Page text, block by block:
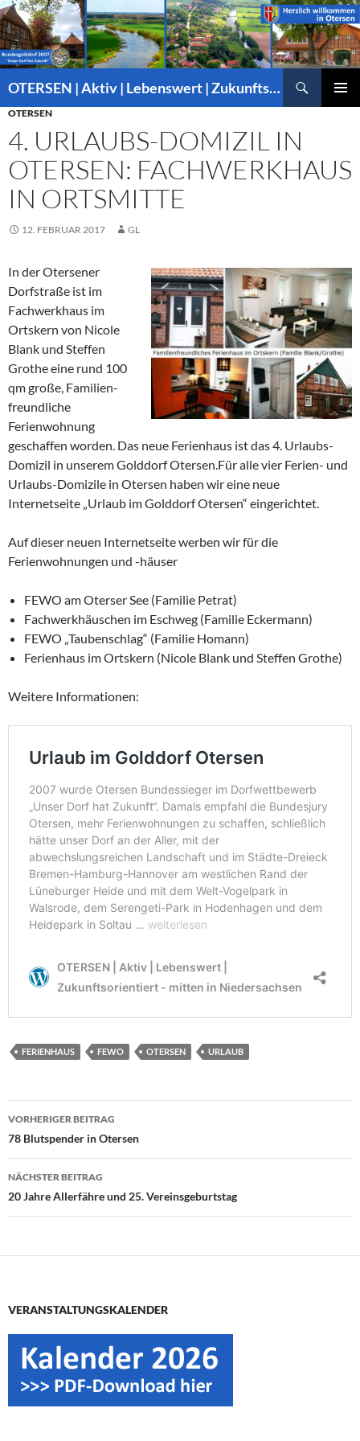
OTERSEN | Aktiv | Lebenswert | Zukunftsorientiert – mitten in Niedersachsen
INHALT
SPRINGEN
OTERSEN
4. URLAUBS-DOMIZIL IN
OTERSEN: FACHWERKHAUS
IN ORTSMITTE
12. FEBRUAR 2017 GL
In der Otersener
Dorfstraße ist im
Fachwerkhaus im
Ortskern von Nicole
Blank und Steffen
Grothe eine rund 100
qm große, Familien-
freundliche
Ferienwohnung
geschaffen worden. Das neue Ferienhaus ist das 4. Urlaubs-
Domizil in unserem Golddorf Otersen.Für alle vier Ferien- und
Urlaubs-Domizile in Otersen haben wir eine neue
Internetseite „Urlaub im Golddorf Otersen“ eingerichtet.
Auf dieser neuen Internetseite werben wir für die
Ferienwohnungen und -häuser
FEWO am Oterser See (Familie Petrat)
Fachwerkhäuschen im Eschweg (Familie Eckermann)
FEWO „Taubenschlag“ (Familie Homann)
Ferienhaus im Ortskern (Nicole Blank und Steffen Grothe)
Weitere Informationen:
FERIENHAUS FEWO OTERSEN URLAUB
Beitragsnavigation
VORHERIGER BEITRAG
78 Blutspender in Otersen
NÄCHSTER BEITRAG
20 Jahre Allerfähre und 25. Vereinsgeburtstag
VERANSTALTUNGSKALENDER